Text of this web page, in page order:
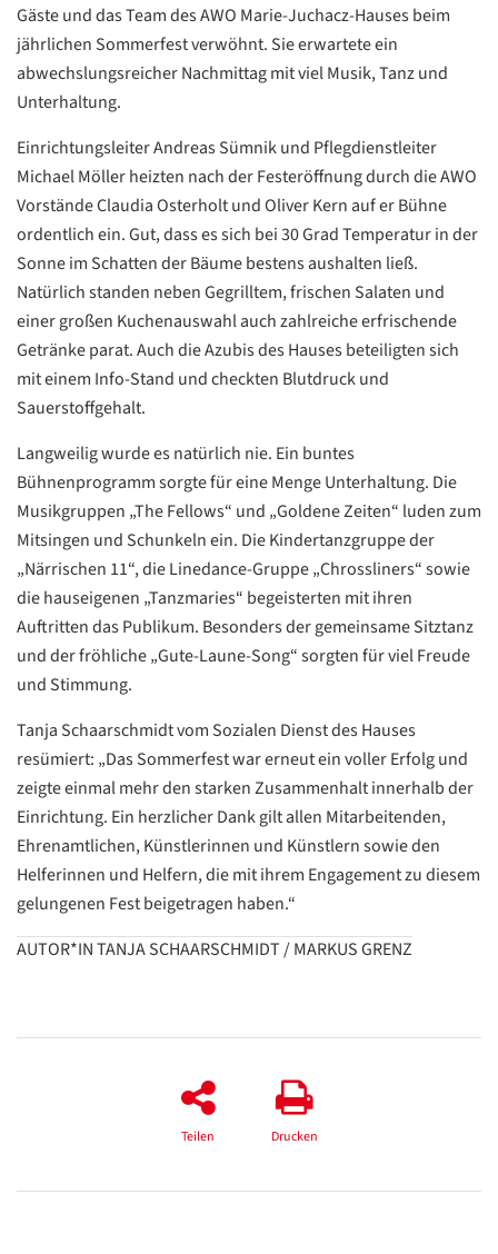
Gäste und das Team des AWO Marie-Juchacz-Hauses beim
jährlichen Sommerfest verwöhnt. Sie erwartete ein
abwechslungsreicher Nachmittag mit viel Musik, Tanz und
Unterhaltung.
Einrichtungsleiter Andreas Sümnik und Pflegdienstleiter
Michael Möller heizten nach der Festeröffnung durch die AWO
Vorstände Claudia Osterholt und Oliver Kern auf er Bühne
ordentlich ein. Gut, dass es sich bei 30 Grad Temperatur in der
Sonne im Schatten der Bäume bestens aushalten ließ.
Natürlich standen neben Gegrilltem, frischen Salaten und
einer großen Kuchenauswahl auch zahlreiche erfrischende
Getränke parat. Auch die Azubis des Hauses beteiligten sich
mit einem Info-Stand und checkten Blutdruck und
Sauerstoffgehalt.
Langweilig wurde es natürlich nie. Ein buntes
Bühnenprogramm sorgte für eine Menge Unterhaltung. Die
Musikgruppen „The Fellows“ und „Goldene Zeiten“ luden zum
Mitsingen und Schunkeln ein. Die Kindertanzgruppe der
„Närrischen 11“, die Linedance-Gruppe „Chrossliners“ sowie
die hauseigenen „Tanzmaries“ begeisterten mit ihren
Auftritten das Publikum. Besonders der gemeinsame Sitztanz
und der fröhliche „Gute-Laune-Song“ sorgten für viel Freude
und Stimmung.
Tanja Schaarschmidt vom Sozialen Dienst des Hauses
resümiert: „Das Sommerfest war erneut ein voller Erfolg und
zeigte einmal mehr den starken Zusammenhalt innerhalb der
Einrichtung. Ein herzlicher Dank gilt allen Mitarbeitenden,
Ehrenamtlichen, Künstlerinnen und Künstlern sowie den
Helferinnen und Helfern, die mit ihrem Engagement zu diesem
gelungenen Fest beigetragen haben.“
AUTOR*IN TANJA SCHAARSCHMIDT / MARKUS GRENZ
Teilen Drucken
Datenschutzerklärung
ZURÜCK
Datenschutzerklärung
Datenschutzerklärung
Übersetzen
/
Translate
ZURÜCK